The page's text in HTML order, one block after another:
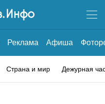
Реклама Афиша
Страна и мир Дежурная